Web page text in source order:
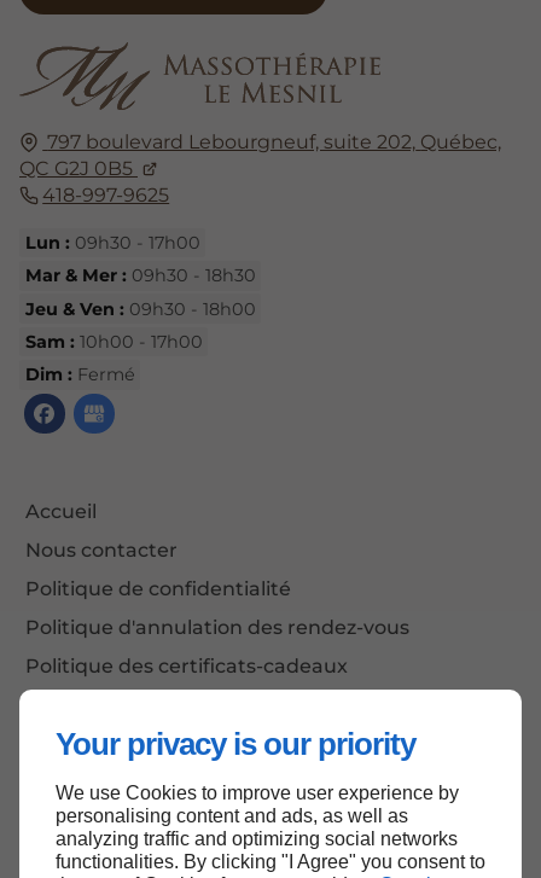
Your privacy is our priority
We use Cookies to improve user experience by
personalising content and ads, as well as
analyzing traffic and optimizing social networks
functionalities. By clicking "I Agree" you consent to
797 boulevard Lebourgneuf, suite 202, Québec,
QC G2J 0B5
418-997-9625
Lun : 09h30 - 17h00
Mar & Mer : 09h30 - 18h30
Jeu & Ven : 09h30 - 18h00
Sam : 10h00 - 17h00
Dim : Fermé
Accueil
Nous contacter
Politique de confidentialité
Politique d'annulation des rendez-vous
Politique des certificats-cadeaux
Haut de page